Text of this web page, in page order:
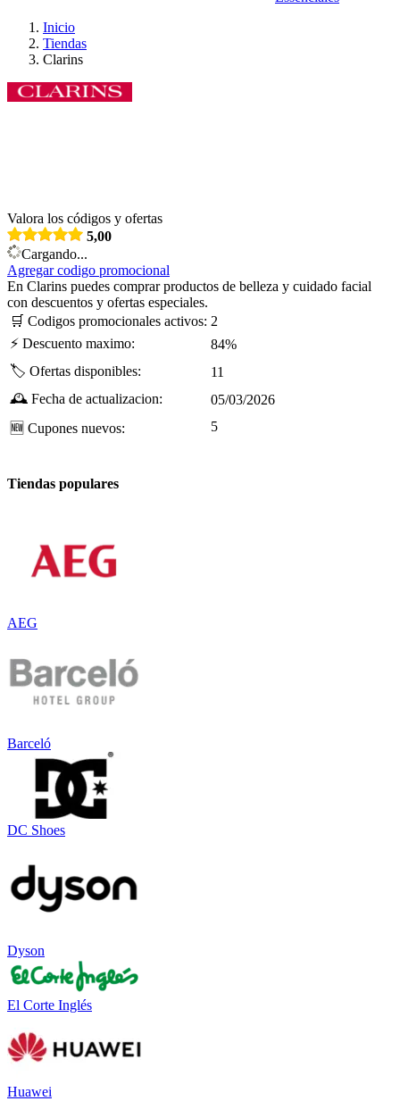
Inicio
Tiendas
Clarins
Valora los códigos y ofertas
5,00
Cargando...
Agregar codigo promocional
En Clarins puedes comprar productos de belleza y cuidado facial
con descuentos y ofertas especiales.
🛒 Codigos promocionales activos: 2
⚡ Descuento maximo:
84%
🏷️ Ofertas disponibles:
11
🕰️ Fecha de actualizacion:
05/03/2026
🆕 Cupones nuevos: 5
Tiendas populares
AEG
Barceló
DC Shoes
Dyson
El Corte Inglés
Huawei